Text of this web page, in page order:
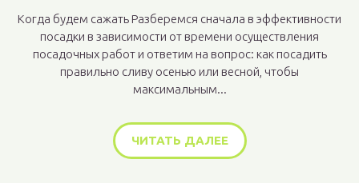
Когда будем сажать Разберемся сначала в эффективности
посадки в зависимости от времени осуществления
посадочных работ и ответим на вопрос: как посадить
правильно сливу осенью или весной, чтобы
максимальным...
ЧИТАТЬ ДАЛЕЕ